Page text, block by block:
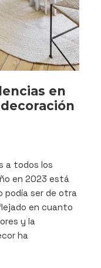
en
a todos los
en 2023 está
podía ser de otra
en cuanto
y la
ha